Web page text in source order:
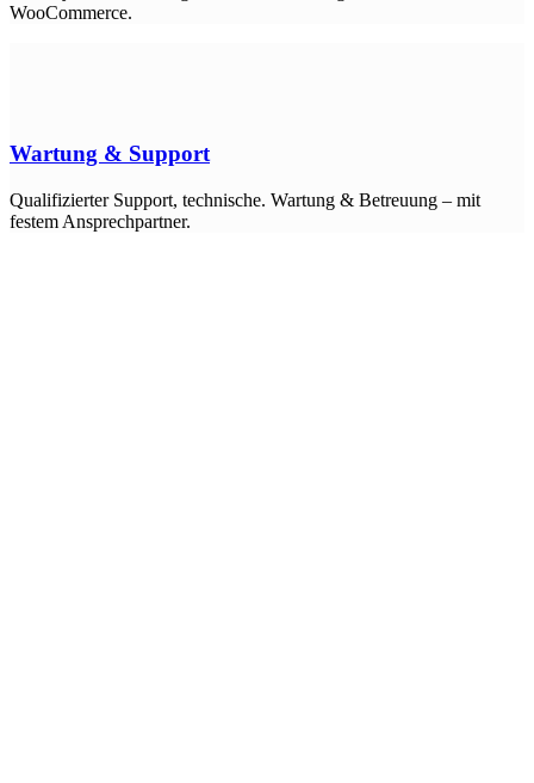
WooCommerce.
Wartung & Support
Qualifizierter Support, technische. Wartung & Betreuung – mit
festem Ansprechpartner.